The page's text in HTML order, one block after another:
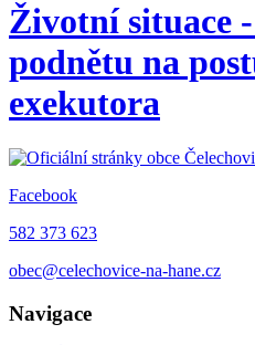
Životní situace
podnětu na
exekutora
Facebook
582 373 623
obec@celechovice-na-hane.cz
Navigace